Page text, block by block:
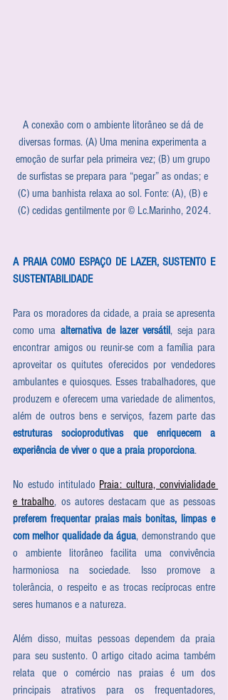
A conexão com o ambiente litorâneo se dá de
diversas formas. (A) Uma menina experimenta a
emoção de surfar pela primeira vez; (B) um grupo
de surfistas se prepara para “pegar” as ondas; e
(C) uma banhista relaxa ao sol. Fonte: (A), (B) e
(C) cedidas gentilmente por © Lc.Marinho, 2024.
A PRAIA COMO ESPAÇO DE LAZER, SUSTENTO E
SUSTENTABILIDADE
Para os moradores da cidade, a praia se apresenta
como uma alternativa de lazer versátil, seja para
encontrar amigos ou reunir-se com a família para
aproveitar os quitutes oferecidos por vendedores
ambulantes e quiosques. Esses trabalhadores, que
produzem e oferecem uma variedade de alimentos,
estruturas socioprodutivas que enriquecem a
experiência de viver o que a praia proporciona.
No estudo intitulado Praia: cultura, convivialidade
e trabalho
preferem frequentar praias mais bonitas, limpas e
com melhor qualidade da água, demonstrando que
o ambiente litorâneo facilita uma convivência
harmoniosa na sociedade. Isso promove a
tolerância, o respeito e as trocas recíprocas entre
seres humanos e a natureza.
Além disso, muitas pessoas dependem da praia
para seu sustento. O artigo citado acima também
relata que o comércio nas praias é um dos
principais atrativos para os frequentadores,